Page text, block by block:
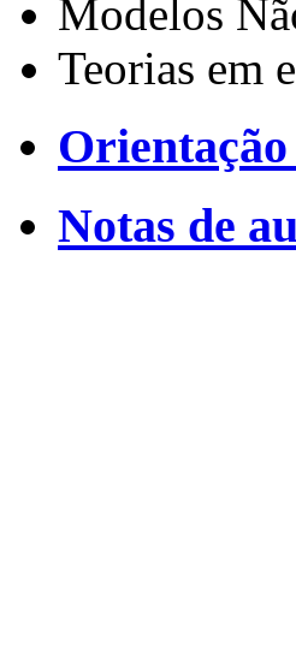
Modelos
Teorias em
Orientação
Notas de